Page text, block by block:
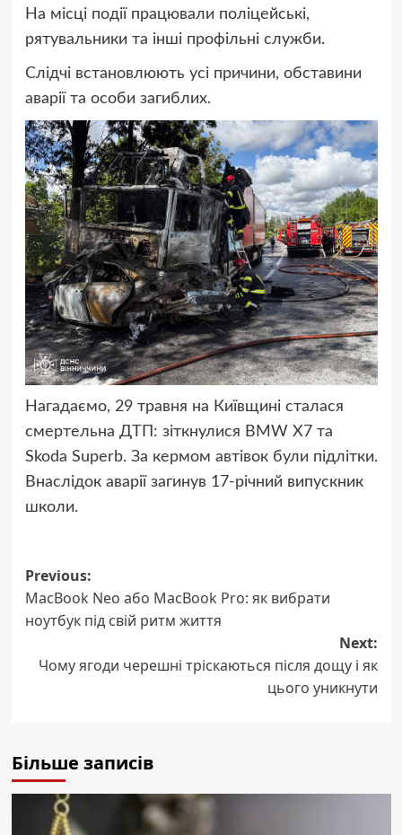
На місці події працювали поліцейські,
рятувальники та інші профільні служби.
Слідчі встановлюють усі причини, обставини
аварії та особи загиблих.
Нагадаємо, 29 травня на Київщині сталася
смертельна ДТП: зіткнулися BMW X7 та
Skoda Superb. За кермом автівок були підлітки.
Внаслідок аварії загинув 17-річний випускник
школи.
Post
navigation
Previous:
MacBook Neo або MacBook Pro: як вибрати
ноутбук під свій ритм життя
Next:
Чому ягоди черешні тріскаються після дощу і як
цього уникнути
Більше записів